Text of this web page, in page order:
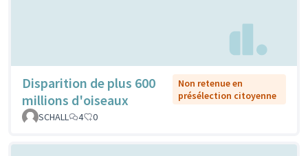
Disparition de plus 600
millions d'oiseaux
Non retenue en
présélection citoyenne
SCHALL
4 0